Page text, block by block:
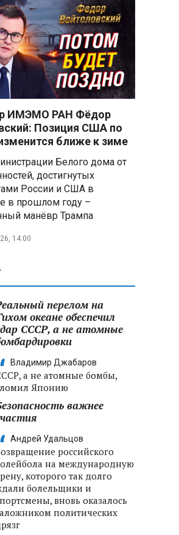
ИМЭМО РАН Фёдор
Позиция США по
ближе к зиме
Белого дома от
достигнутых
России и США в
в прошлом году –
манёвр Трампа
14:00
перелом на
океане обеспечил
СССР, а не атомные
Владимир Джабаров
а не атомные бомбы,
Японию
важнее
Андрей Удальцов
российского
на международную
которого так долго
болельщики и
вновь оказалось
политических